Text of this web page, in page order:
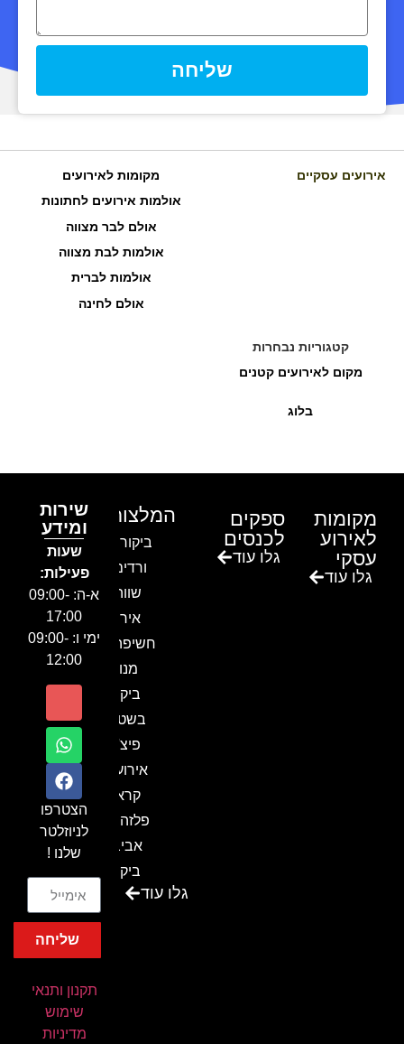
שליחה
אירועים עסקיים
מקומות לאירועים
אולמות אירועים לחתונות
אולם לבר מצווה
אולמות לבת מצווה
אולמות לברית
אולם לחינה
קטגוריות נבחרות
מקום לאירועים קטנים
בלוג
מקומות
לאירוע
עסקי
גלו עוד
ספקים
לכנסים
גלו עוד
המלצות
ביקור בגן
ורדים –
שווה!!
אירוע
חשיפה- זיו
מנור
ביקור
בשטח-
פיצ'ר
אירועים
קראון
פלזה תל
אביב-
ביקור
בכנסגלו עוד
שירות
ומידע
שעות
פעילות:
א-ה: 09:00-
17:00
ימי ו: 09:00-
12:00
הצטרפו
לניוזלטר
שלנו !
שליחה
תקנון ותנאי
שימוש
מדיניות